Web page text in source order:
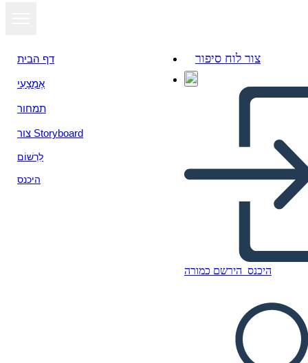
דף הבית
אֶמְצָעִי
תמחור
צור Storyboard
לִרְשׁוֹם
היכנס
צור לוח סיפור
היכנס הירשם כמורה